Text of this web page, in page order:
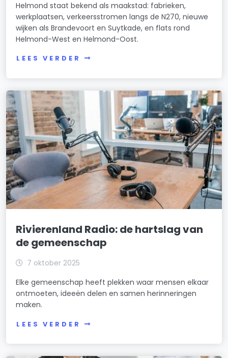
Helmond staat bekend als maakstad: fabrieken,
werkplaatsen, verkeersstromen langs de N270, nieuwe
wijken als Brandevoort en Suytkade, en flats rond
Helmond-West en Helmond-Oost.
LEES VERDER
Rivierenland Radio: de hartslag van
de gemeenschap
7 oktober 2025
Elke gemeenschap heeft plekken waar mensen elkaar
ontmoeten, ideeën delen en samen herinneringen
maken.
LEES VERDER